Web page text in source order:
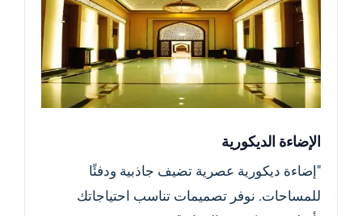
الإضاءة الديكورية
"إضاءة ديكورية عصرية تضيف جاذبية ودفئًا
للمساحات. نوفر تصميمات تناسب احتياجاتك